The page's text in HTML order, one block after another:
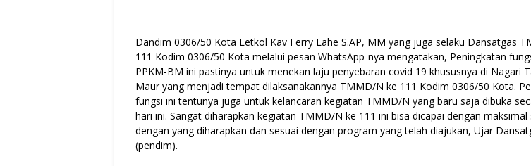
Dandim 0306/50 Kota Letkol Kav Ferry Lahe S.AP, MM yang juga selaku Dansatgas
111 Kodim 0306/50 Kota melalui pesan WhatsApp-nya mengatakan, Peningkatan
PPKM-BM ini pastinya untuk menekan laju penyebaran covid 19 khususnya di Nagari
Maur yang menjadi tempat dilaksanakannya TMMD/N ke 111 Kodim 0306/50 Kota.
fungsi ini tentunya juga untuk kelancaran kegiatan TMMD/N yang baru saja dibuka
hari ini. Sangat diharapkan kegiatan TMMD/N ke 111 ini bisa dicapai dengan maksimal
dengan yang diharapkan dan sesuai dengan program yang telah diajukan, Ujar
(pendim).